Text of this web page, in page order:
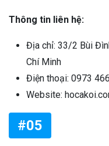
Thông tin liên hệ:
Địa chỉ: 33/2 Bùi
Chí Minh
Điện thoại: 0973
Website:
#05